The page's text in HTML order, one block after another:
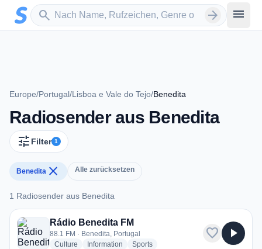
Zum Hauptinhalt springen
search
Sender suchen arrow_forward menu
Europe/Portugal/Lisboa e Vale do Tejo/Benedita
Radiosender aus Benedita
tune Filter 1
Benedita close Alle zurücksetzen
1 Radiosender aus Benedita
1 Radiosender aus Benedita
Rádio Benedita FM
88.1 FM · Benedita, Portugal
Culture radio stations
Information radio stations
Sportsradio stations
favorite play_arrow